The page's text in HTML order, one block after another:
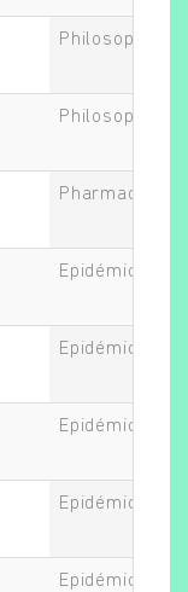
Philosophe
Philosophe